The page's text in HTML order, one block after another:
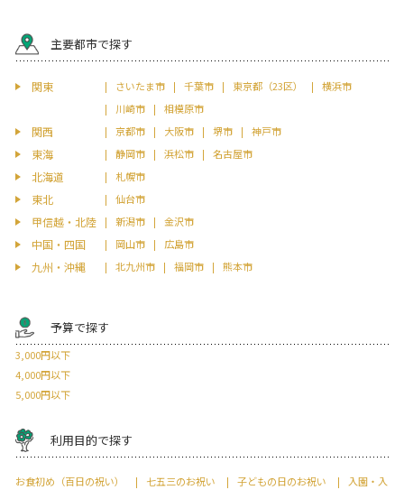
主要都市で探す
関東 さいたま市 千葉市 東京都（23区）
横浜市
川崎市
相模原市
関西 京都市 大阪市 堺市 神戸市
東海 静岡市 浜松市 名古屋市
北海道 札幌市
東北 仙台市
甲信越・北陸 新潟市 金沢市
中国・四国 岡山市 広島市
九州・沖縄 北九州市 福岡市 熊本市
予算で探す
3,000円以下
4,000円以下
5,000円以下
利用目的で探す
お食初め（百日の祝い） 七五三のお祝い 子どもの日のお祝い
入園・入